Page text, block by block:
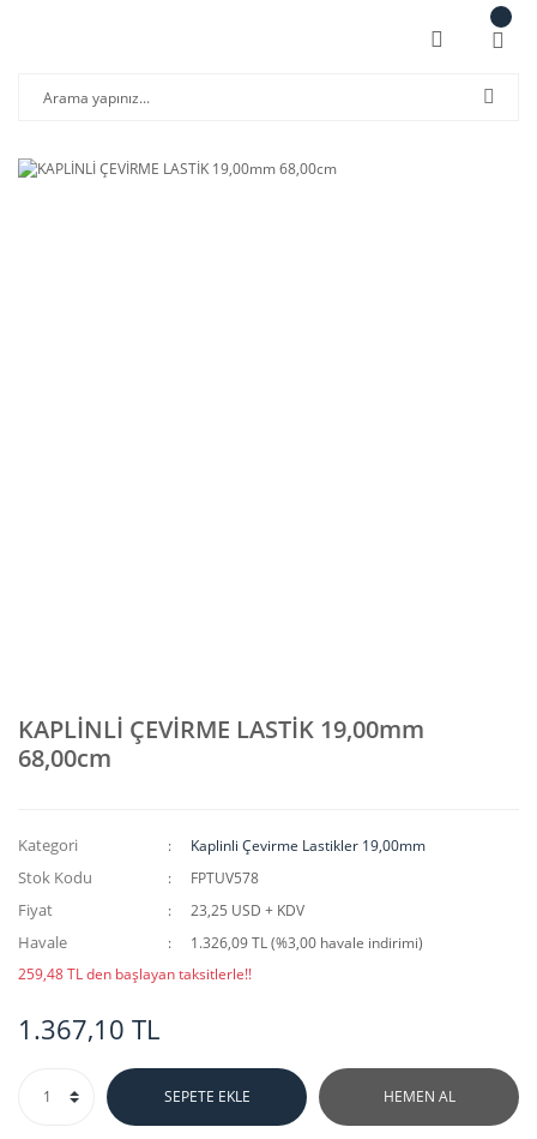
KAPLİNLİ ÇEVİRME LASTİK 19,00mm
68,00cm
Kategori Kaplinli Çevirme Lastikler 19,00mm
Stok Kodu FPTUV578
Fiyat 23,25 USD + KDV
Havale
1.326,09 TL (%3,00 havale indirimi)
259,48 TL den başlayan taksitlerle!!
1.367,10 TL
SEPETE EKLE HEMEN AL